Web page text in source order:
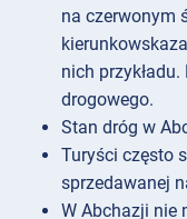
na czerwonym
nich
drogowego.
Stan dróg w
Turyści często
sprzedawanej
W Abchazji nie